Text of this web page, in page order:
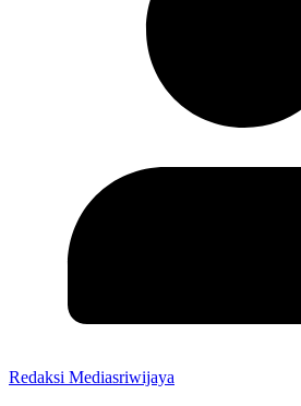
Redaksi Mediasriwijaya